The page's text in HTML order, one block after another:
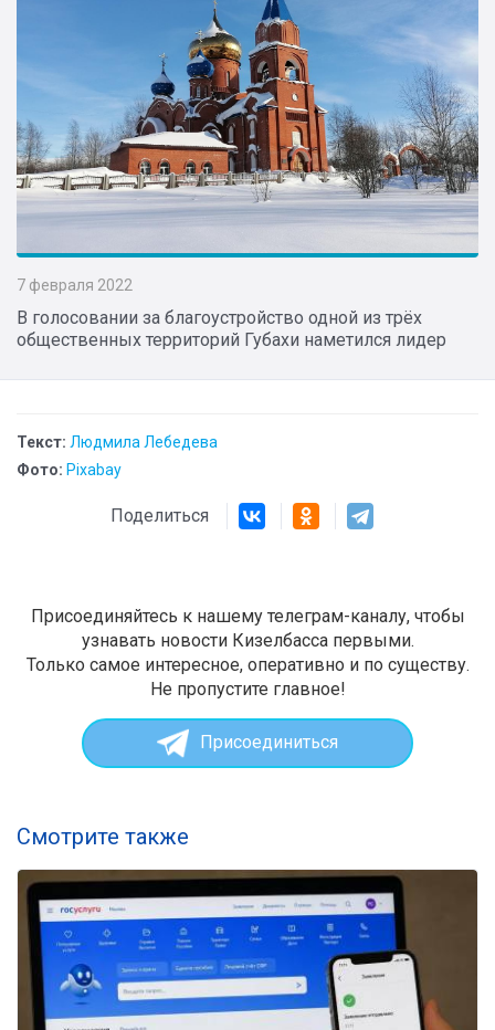
7 февраля 2022
В голосовании за благоустройство одной из трёх
общественных территорий Губахи наметился лидер
Текст: Людмила Лебедева
Фото: Pixabay
Поделиться
Присоединяйтесь к нашему телеграм-каналу, чтобы
узнавать новости Кизелбасса первыми.
Только самое интересное, оперативно и по существу.
Не пропустите главное!
Присоединиться
Смотрите также